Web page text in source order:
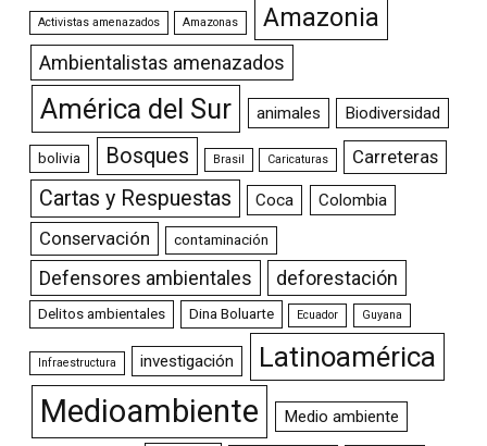
Activistas amenazados Amazonas Amazonia
Ambientalistas amenazados
América del Sur animales Biodiversidad
bolivia Bosques Brasil Caricaturas Carreteras
Cartas y Respuestas Coca Colombia
Conservación contaminación
Defensores ambientales deforestación
Delitos ambientales Dina Boluarte Ecuador Guyana
Infraestructura investigación Latinoamérica
Medioambiente Medio ambiente